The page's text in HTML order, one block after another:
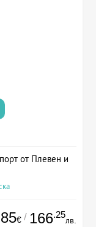
от Плевен и
85€ / 166.25
лв.